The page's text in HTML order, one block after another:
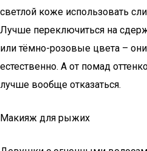
светлой коже использовать
Лучше переключиться на
или тёмно-розовые цвета –
естественно. А от помад
лучше вообще отказаться.
Макияж для рыжих